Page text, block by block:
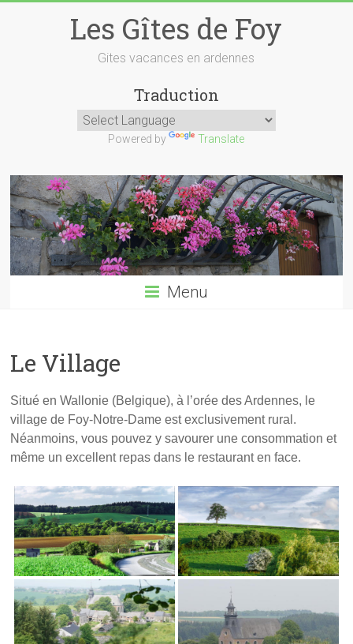
Les Gîtes de Foy
Gites vacances en ardennes
Traduction
Powered by Translate
Menu
Le Village
Situé en Wallonie (Belgique), à l’orée des Ardennes, le
village de Foy-Notre-Dame est exclusivement rural.
Néanmoins, vous pouvez y savourer une consommation et
même un excellent repas dans le restaurant en face.